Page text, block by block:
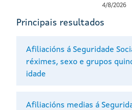
4/8/2026
Principais resultados
Afiliacións á Seguridade
réximes, sexo e grupos
idade
Afiliacións medias á